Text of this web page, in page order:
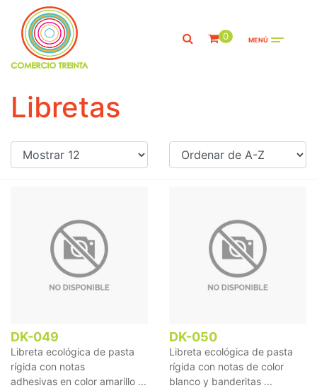
0 MENÚ
Libretas
DK-049
Libreta ecológica de pasta
rígida con notas
adhesivas en color amarillo ...
DK-050
Libreta ecológica de pasta
rígida con notas de color
blanco y banderitas ...